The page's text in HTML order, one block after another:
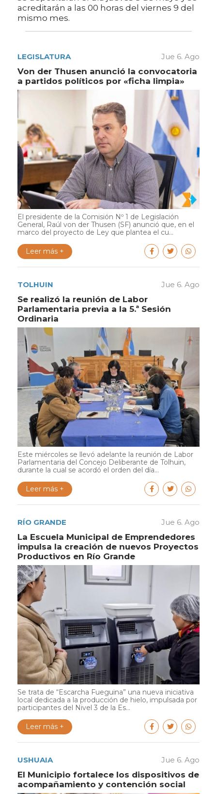
acreditarán a las 00 horas del viernes 9 del
mismo mes.
LEGISLATURA Jue 6. Ago
Von der Thusen anunció la convocatoria
a partidos políticos por «ficha limpia»
El presidente de la Comisión Nº 1 de Legislación
General, Raúl von der Thusen (SF) anunció que, en el
marco del proyecto de Ley que plantea el cu...
Leer más +
TOLHUIN Jue 6. Ago
Se realizó la reunión de Labor
Parlamentaria previa a la 5.ª Sesión
Ordinaria
Este miércoles se llevó adelante la reunión de Labor
Parlamentaria del Concejo Deliberante de Tolhuin,
durante la cual se acordó el orden del día...
Leer más +
RÍO GRANDE Jue 6. Ago
La Escuela Municipal de Emprendedores
impulsa la creación de nuevos Proyectos
Productivos en Río Grande
Se trata de “Escarcha Fueguina” una nueva iniciativa
local dedicada a la producción de hielo, impulsada por
participantes del Nivel 3 de la Es...
Leer más +
USHUAIA Jue 6. Ago
El Municipio fortalece los dispositivos de
acompañamiento y contención social